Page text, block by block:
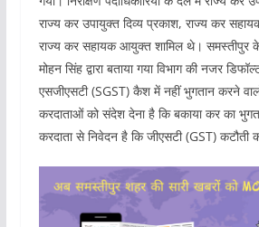
राज्य कर उपायुक्त दिव्य प्रकाश, राज्य कर
राज्य कर सहायक आयुक्त शामिल थे। समस्तीपुर
मोहन सिंह द्वारा बताया गया विभाग की नजर
एसजीएसटी (SGST) कैश में नहीं भुगतान करने
करदाताओं को संदेश देना है कि बकाया कर का
करदाता से निवेदन है कि जीएसटी (GST) कटौती